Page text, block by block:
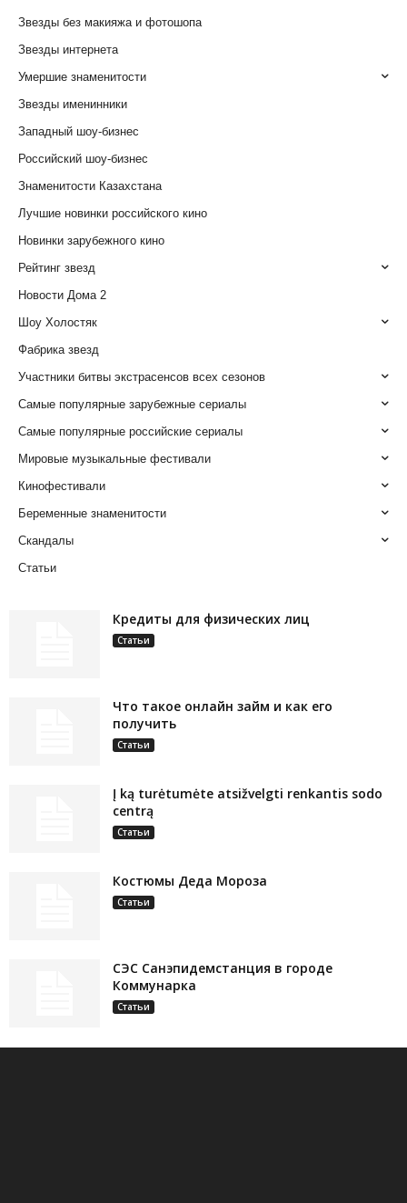
Звезды без макияжа и фотошопа
Звезды интернета
Умершие знаменитости
Звезды именинники
Западный шоу-бизнес
Российский шоу-бизнес
Знаменитости Казахстана
Лучшие новинки российского кино
Новинки зарубежного кино
Рейтинг звезд
Новости Дома 2
Шоу Холостяк
Фабрика звезд
Участники битвы экстрасенсов всех сезонов
Самые популярные зарубежные сериалы
Самые популярные российские сериалы
Мировые музыкальные фестивали
Кинофестивали
Беременные знаменитости
Скандалы
Статьи
Кредиты для физических лиц
Статьи
Что такое онлайн займ и как его
получить
Статьи
Į ką turėtumėte atsižvelgti renkantis sodo
centrą
Статьи
Костюмы Деда Мороза
Статьи
СЭС Санэпидемстанция в городе
Коммунарка
Статьи